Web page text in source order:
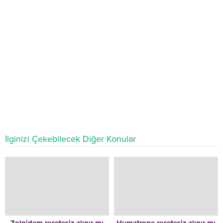
İlginizi Çekebilecek Diğer Konular